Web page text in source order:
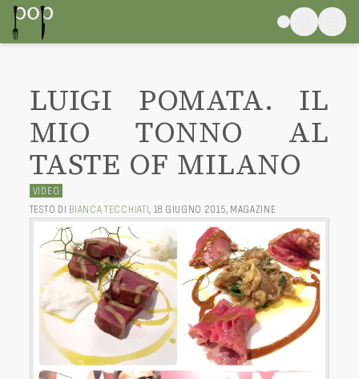
LUIGI POMATA. IL
MIO TONNO AL
TASTE OF MILANO
VIDEO
TESTO DI BIANCA TECCHIATI, 18 GIUGNO 2015, MAGAZINE